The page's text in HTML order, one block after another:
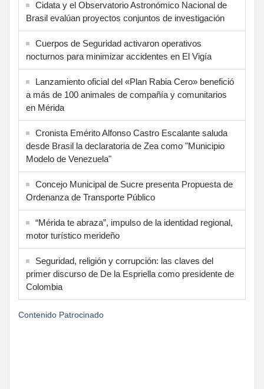
Cidata y el Observatorio Astronómico Nacional de
Brasil evalúan proyectos conjuntos de investigación
Cuerpos de Seguridad activaron operativos
nocturnos para minimizar accidentes en El Vigía
Lanzamiento oficial del «Plan Rabia Cero» benefició
a más de 100 animales de compañía y comunitarios
en Mérida
Cronista Emérito Alfonso Castro Escalante saluda
desde Brasil la declaratoria de Zea como "Municipio
Modelo de Venezuela"
Concejo Municipal de Sucre presenta Propuesta de
Ordenanza de Transporte Público
“Mérida te abraza”, impulso de la identidad regional,
motor turístico merideño
Seguridad, religión y corrupción: las claves del
primer discurso de De la Espriella como presidente de
Colombia
Contenido Patrocinado